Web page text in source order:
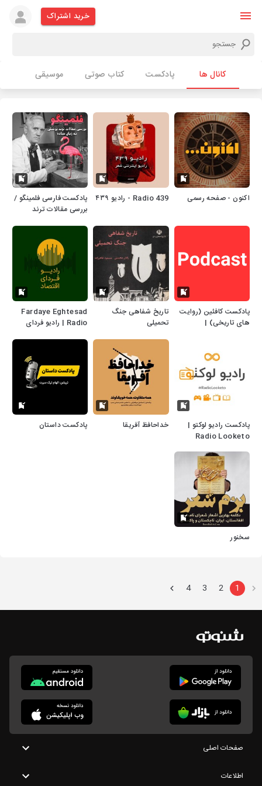
خرید اشتراک
کانال ها پادکست کتاب صوتی موسیقی
اکنون - صفحه رسمی Radio 439 - رادیو ۴۳۹
پادکست فارسی فلمینگو /
بررسی مقالات ترند
پادکست کافئین (روایت
های تاریخی) |
تاریخ شفاهی جنگ
تحمیلی
Fardaye Eghtesad
Radio | رادیو فردای
پادکست رادیو لوکتو |
Radio Looketo
خداحافظ آفریقا پادکست داستان
سخنور
1
2
3
4
صفحات اصلی
اطلاعات